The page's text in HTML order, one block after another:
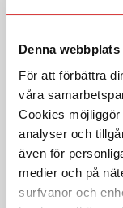
Denna
För att förbättra
våra
Cookies
analyser och
även för
medier och på
surfvanor och
440x270x340